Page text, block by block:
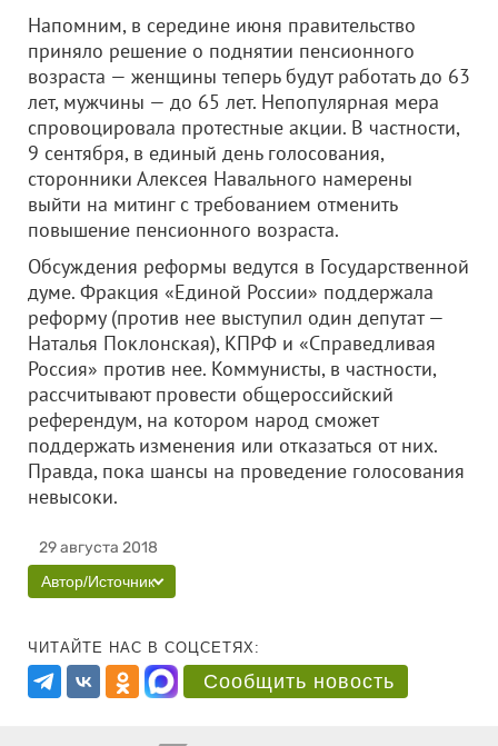
Напомним, в середине июня правительство
приняло решение о поднятии пенсионного
возраста — женщины теперь будут работать до 63
лет, мужчины — до 65 лет. Непопулярная мера
спровоцировала протестные акции. В частности,
9 сентября, в единый день голосования,
сторонники Алексея Навального намерены
выйти на митинг с требованием отменить
повышение пенсионного возраста.
Обсуждения реформы ведутся в Государственной
думе. Фракция «Единой России» поддержала
реформу (против нее выступил один депутат —
Наталья Поклонская), КПРФ и «Справедливая
Россия» против нее. Коммунисты, в частности,
рассчитывают провести общероссийский
референдум, на котором народ сможет
поддержать изменения или отказаться от них.
Правда, пока шансы на проведение голосования
невысоки.
29 августа 2018
Автор/Источник
ЧИТАЙТЕ НАС В СОЦСЕТЯХ:
Сообщить новость